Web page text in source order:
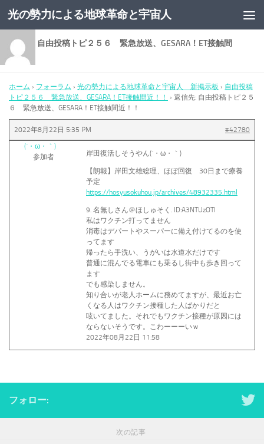
コンテンツへスキップ
光の勢力による地球革命と宇宙人
返信先: 自由投稿トピ２５６ 緊急放送、GESARA！ET接触間
近！！
ホーム › フォーラム › 光の勢力による地球革命と宇宙人 新掲示板 › 自由投稿
トピ２５６ 緊急放送、GESARA！ET接触間近！！
› 返信先: 自由投稿トピ２５
６ 緊急放送、GESARA！ET接触間近！！
2022年8月22日 5:35 PM
#42780
(´・ω・｀)
参加者
岸田復活しそうやん(´・ω・｀)
【朗報】岸田文雄総理、ほぼ回復 30日まで療養
予定
https://hosyusokuhou.jp/archives/48932335.html
9. 名無しさん＠ほしゅそく. ID:A3NTUzOTI
私はワクチン打ってません
消毒はデパートやスーパーに備え付けてるのを使
ってます
帰ったら手洗い、うがいは水道水だけです
普通に混んでる電車にも乗るし街中も歩き回って
ます
でも感染しません。
知り合いが老人ホームに務めてますが、最近お亡
くなる人はワクチン接種した人ばかりだと
呟いてました。それでもワクチン接種が原因には
ならないそうです。こわーーーいｗ
2022年08月22日 11:58
フォロー:
次の記事